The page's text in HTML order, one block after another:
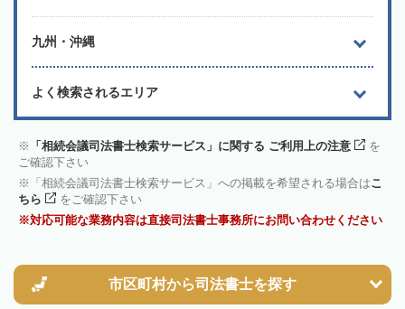
九州・沖縄
よく検索されるエリア
「相続会議司法書士検索サービス」に関する ご利用上の注意
を
ご確認下さい
「相続会議司法書士検索サービス」への掲載を希望される場合はこ
ちら
をご確認下さい
対応可能な業務内容は直接司法書士事務所にお問い合わせください
市区町村から司法書士を探す